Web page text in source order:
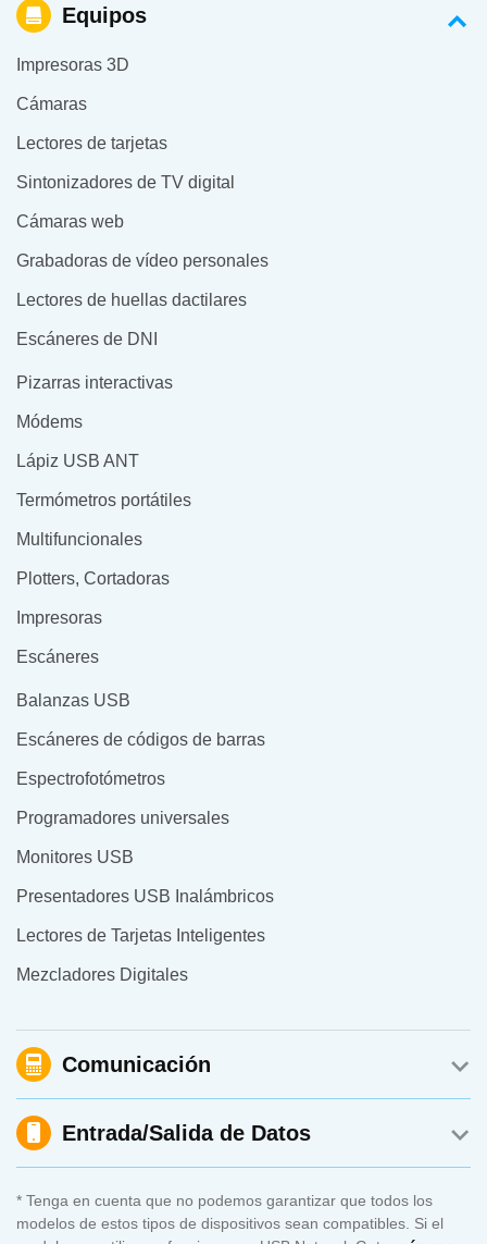
Equipos
Impresoras 3D
Cámaras
Lectores de tarjetas
Sintonizadores de TV digital
Cámaras web
Grabadoras de vídeo personales
Lectores de huellas dactilares
Escáneres de DNI
Pizarras interactivas
Módems
Lápiz USB ANT
Termómetros portátiles
Multifuncionales
Plotters, Cortadoras
Impresoras
Escáneres
Balanzas USB
Escáneres de códigos de barras
Espectrofotómetros
Programadores universales
Monitores USB
Presentadores USB Inalámbricos
Lectores de Tarjetas Inteligentes
Mezcladores Digitales
Comunicación
Entrada/Salida de Datos
* Tenga en cuenta que no podemos garantizar que todos los
modelos de estos tipos de dispositivos sean compatibles. Si el